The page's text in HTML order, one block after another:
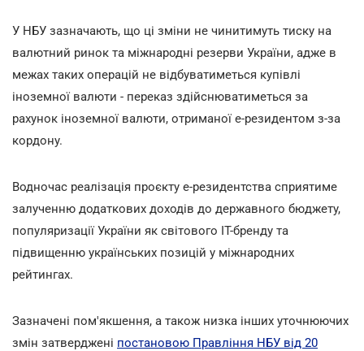
У НБУ зазначають, що ці зміни не чинитимуть тиску на
валютний ринок та міжнародні резерви України, адже в
межах таких операцій не відбуватиметься купівлі
іноземної валюти - переказ здійснюватиметься за
рахунок іноземної валюти, отриманої е-резидентом з-за
кордону.
Водночас реалізація проєкту е-резидентства сприятиме
залученню додаткових доходів до державного бюджету,
популяризації України як світового IT-бренду та
підвищенню українських позицій у міжнародних
рейтингах.
Зазначені пом'якшення, а також низка інших уточнюючих
змін затверджені постановою Правління НБУ від 20